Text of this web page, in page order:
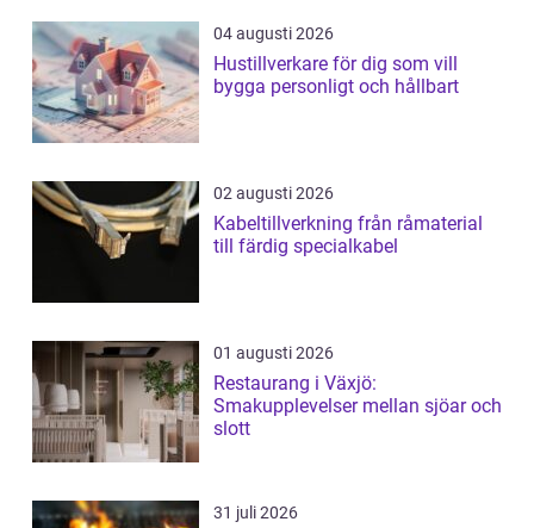
04 augusti 2026
Hustillverkare för dig som vill
bygga personligt och hållbart
02 augusti 2026
Kabeltillverkning från råmaterial
till färdig specialkabel
01 augusti 2026
Restaurang i Växjö:
Smakupplevelser mellan sjöar och
slott
31 juli 2026